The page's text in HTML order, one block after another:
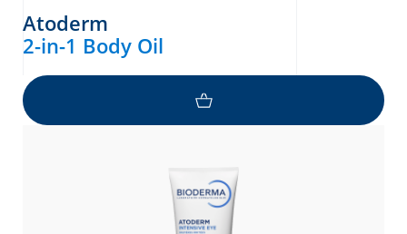
Atoderm
2-in-1 Body Oil